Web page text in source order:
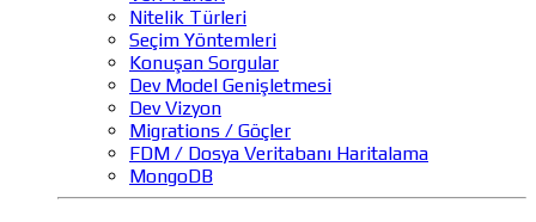
Nitelik Türleri
Seçim Yöntemleri
Konuşan Sorgular
Dev Model Genişletmesi
Dev Vizyon
Migrations / Göçler
FDM / Dosya Veritabanı Haritalama
MongoDB